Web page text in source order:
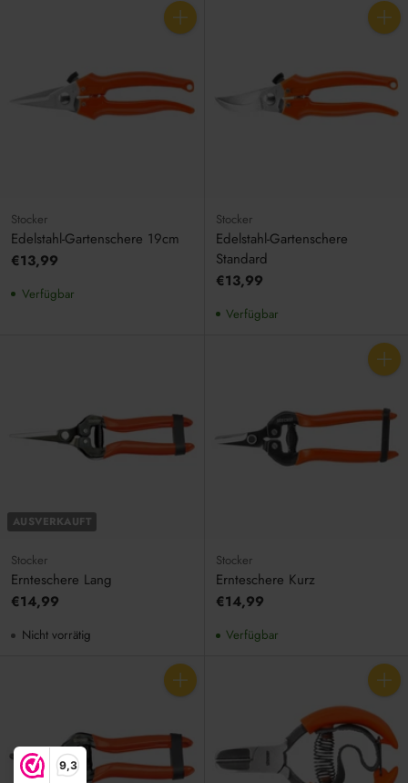
9,3
Anzahl
Stocker
Edelstahl-Gartenschere 19cm
€13,99
Verfügbar
Anzahl
Stocker
Edelstahl-Gartenschere
Standard
€13,99
Verfügbar
AUSVERKAUFT
Stocker
Ernteschere Lang
€14,99
Nicht vorrätig
Anzahl
Stocker
Ernteschere Kurz
€14,99
Verfügbar
Anzahl Anzahl